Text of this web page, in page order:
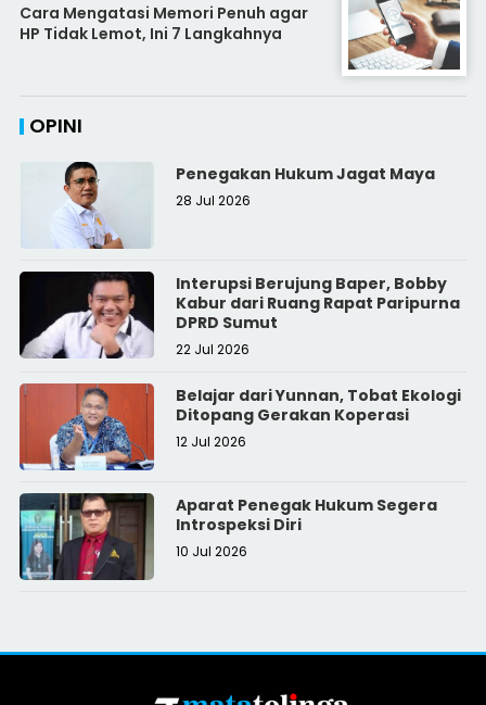
Cara Mengatasi Memori Penuh agar
HP Tidak Lemot, Ini 7 Langkahnya
OPINI
Penegakan Hukum Jagat Maya
28 Jul 2026
Interupsi Berujung Baper, Bobby
Kabur dari Ruang Rapat Paripurna
DPRD Sumut
22 Jul 2026
Belajar dari Yunnan, Tobat Ekologi
Ditopang Gerakan Koperasi
12 Jul 2026
Aparat Penegak Hukum Segera
Introspeksi Diri
10 Jul 2026